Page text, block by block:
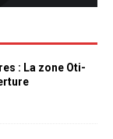
: La zone Oti-